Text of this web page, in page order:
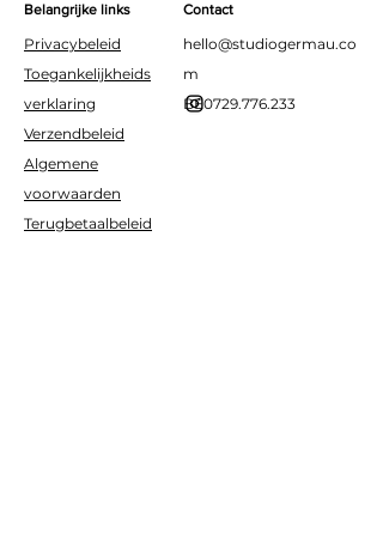
Belangrijke links
Privacybeleid
Toegankelijkheids
verklaring
Verzendbeleid
Algemene
voorwaarden
Terugbetaalbeleid
Contact
hello@studiogermau.co
m
BE0729.776.233